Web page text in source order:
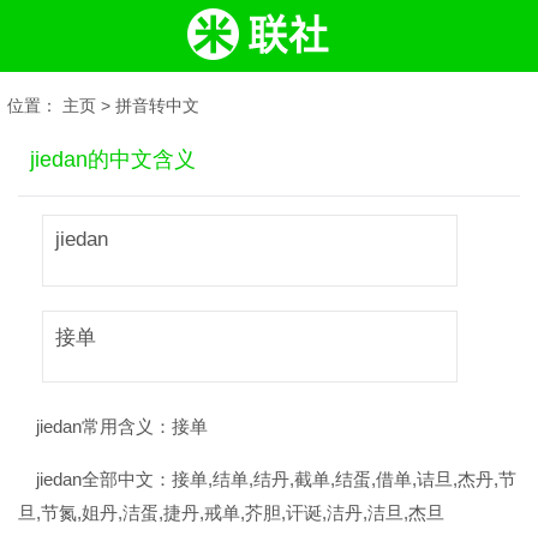
位置： 主页 > 拼音转中文
jiedan的中文含义
jiedan
接单
jiedan常用含义： 接单
jiedan全部中文： 接单,结单,结丹,截单,结蛋,借单,诘旦,杰丹,节
旦,节氮,姐丹,洁蛋,捷丹,戒单,芥胆,讦诞,洁丹,洁旦,杰旦